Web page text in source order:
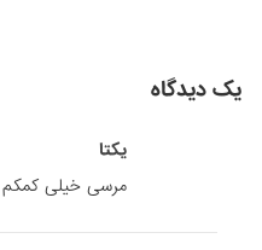
یک دیدگاه
يكتا
مرسی خیلی کمکم